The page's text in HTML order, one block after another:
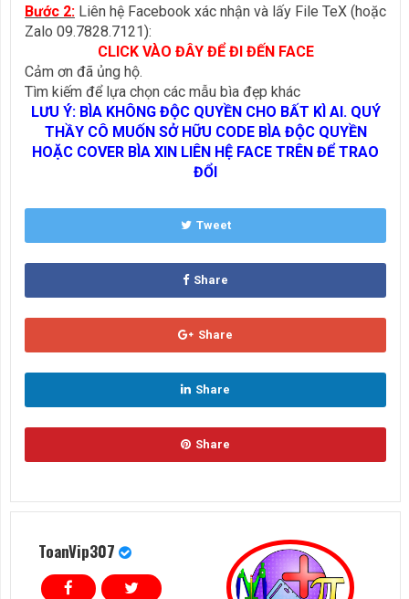
Bước 2: Liên hệ Facebook xác nhận và lấy File TeX (hoặc
Zalo 09.7828.7121):
CLICK VÀO ĐÂY ĐỂ ĐI ĐẾN FACE
Cảm ơn đã ủng hộ.
Tìm kiếm để lựa chọn các mẫu bìa đẹp khác
LƯU Ý: BÌA KHÔNG ĐỘC QUYỀN CHO BẤT KÌ AI. QUÝ
THẦY CÔ MUỐN SỞ HỮU CODE BÌA ĐỘC QUYỀN
HOẶC COVER BÌA XIN LIÊN HỆ FACE TRÊN ĐỂ TRAO
ĐỔI
Tweet
Share
Share
Share
Share
ToanVip307